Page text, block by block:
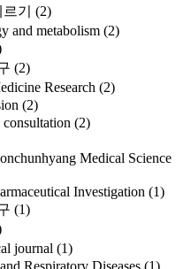
기
(2)
and metabolism (2)
(2)
Research (2)
(2)
consultation (2)
Medical Science
Investigation (1)
(1)
journal (1)
Respiratory Diseases (1)